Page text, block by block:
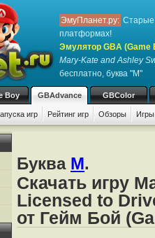
ЭмуПланет.ру: Старые
платформах!
Эмулятор GBA (Game
Mary-Kate and Ashley
бесплатно, буква "M"
Boy GBAdvance GBColor
игр Рейтинг игр Обзоры
Буква M.
Скачать игру
Licensed to
от Гейм Бой